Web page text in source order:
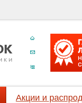
Акции и